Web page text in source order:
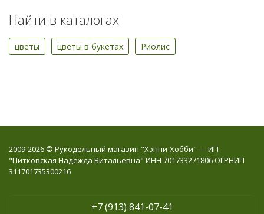
Найти в каталогах
цветы цветы в букетах Риолис
2009-2026 © Рукодельный магазин "Хэппи-Хобби" — ИП
"Питковская Надежда Витальевна" ИНН 701733271806 ОГРНИП
311701735300216
+7 (913) 841-07-41